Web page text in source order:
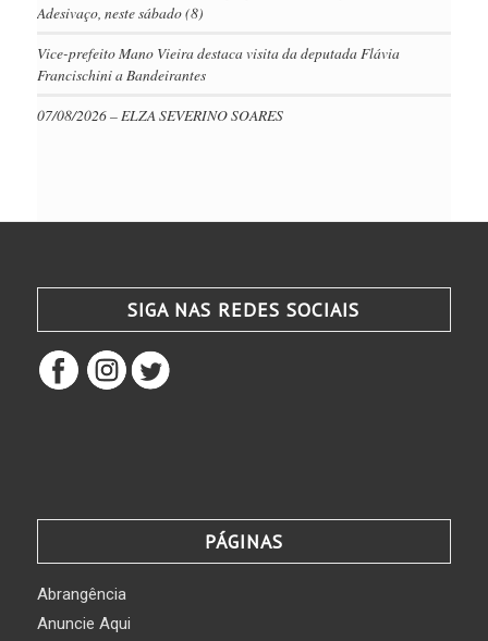
Adesivaço, neste sábado (8)
Vice-prefeito Mano Vieira destaca visita da deputada Flávia
Francischini a Bandeirantes
07/08/2026 – ELZA SEVERINO SOARES
SIGA NAS REDES SOCIAIS
PÁGINAS
Abrangência
Anuncie Aqui